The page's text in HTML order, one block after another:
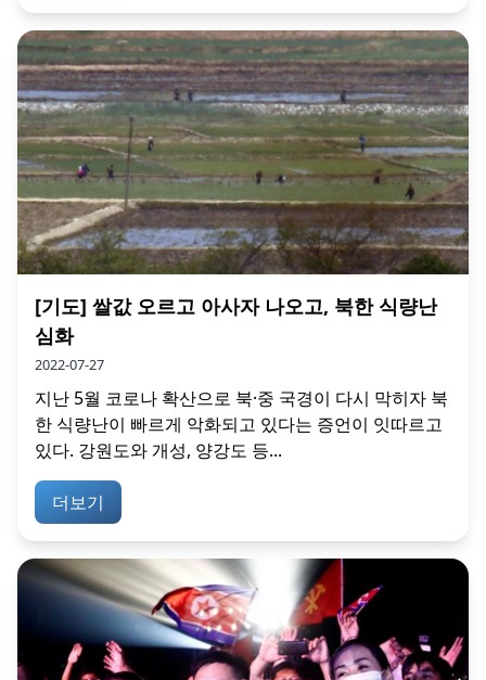
[기도] 쌀값 오르고 아사자 나오고, 북한 식량난
심화
2022-07-27
지난 5월 코로나 확산으로 북·중 국경이 다시 막히자 북
한 식량난이 빠르게 악화되고 있다는 증언이 잇따르고
있다. 강원도와 개성, 양강도 등...
더보기